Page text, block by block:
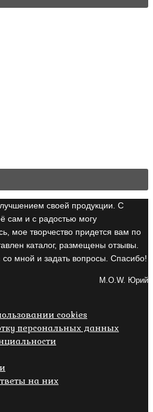
своей продукции. С
сам и с радостью могу
мое творчество придется вам по
каталог, размещены отзывы.
со мной и задать вопросы. Спасибо!
M.O.W. Юрий
cookies
персональных данных
на них